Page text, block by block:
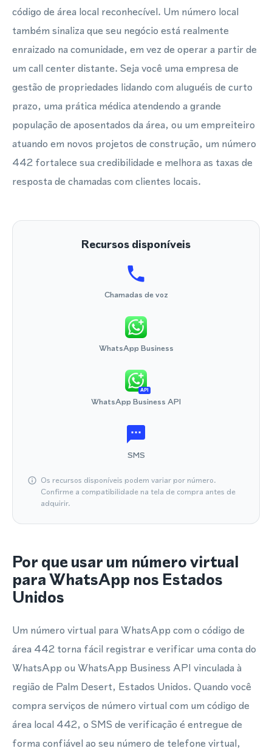
código de área local reconhecível. Um número local
também sinaliza que seu negócio está realmente
enraizado na comunidade, em vez de operar a partir de
um call center distante. Seja você uma empresa de
gestão de propriedades lidando com aluguéis de curto
prazo, uma prática médica atendendo a grande
população de aposentados da área, ou um empreiteiro
atuando em novos projetos de construção, um número
442 fortalece sua credibilidade e melhora as taxas de
resposta de chamadas com clientes locais.
Recursos disponíveis
Chamadas de voz
WhatsApp Business
API
WhatsApp Business API
SMS
Os recursos disponíveis podem variar por número.
Confirme a compatibilidade na tela de compra antes de
adquirir.
Por que usar um número virtual
para WhatsApp nos Estados
Unidos
Um número virtual para WhatsApp com o código de
área 442 torna fácil registrar e verificar uma conta do
WhatsApp ou WhatsApp Business API vinculada à
região de Palm Desert, Estados Unidos. Quando você
compra serviços de número virtual com um código de
área local 442, o SMS de verificação é entregue de
forma confiável ao seu número de telefone virtual,